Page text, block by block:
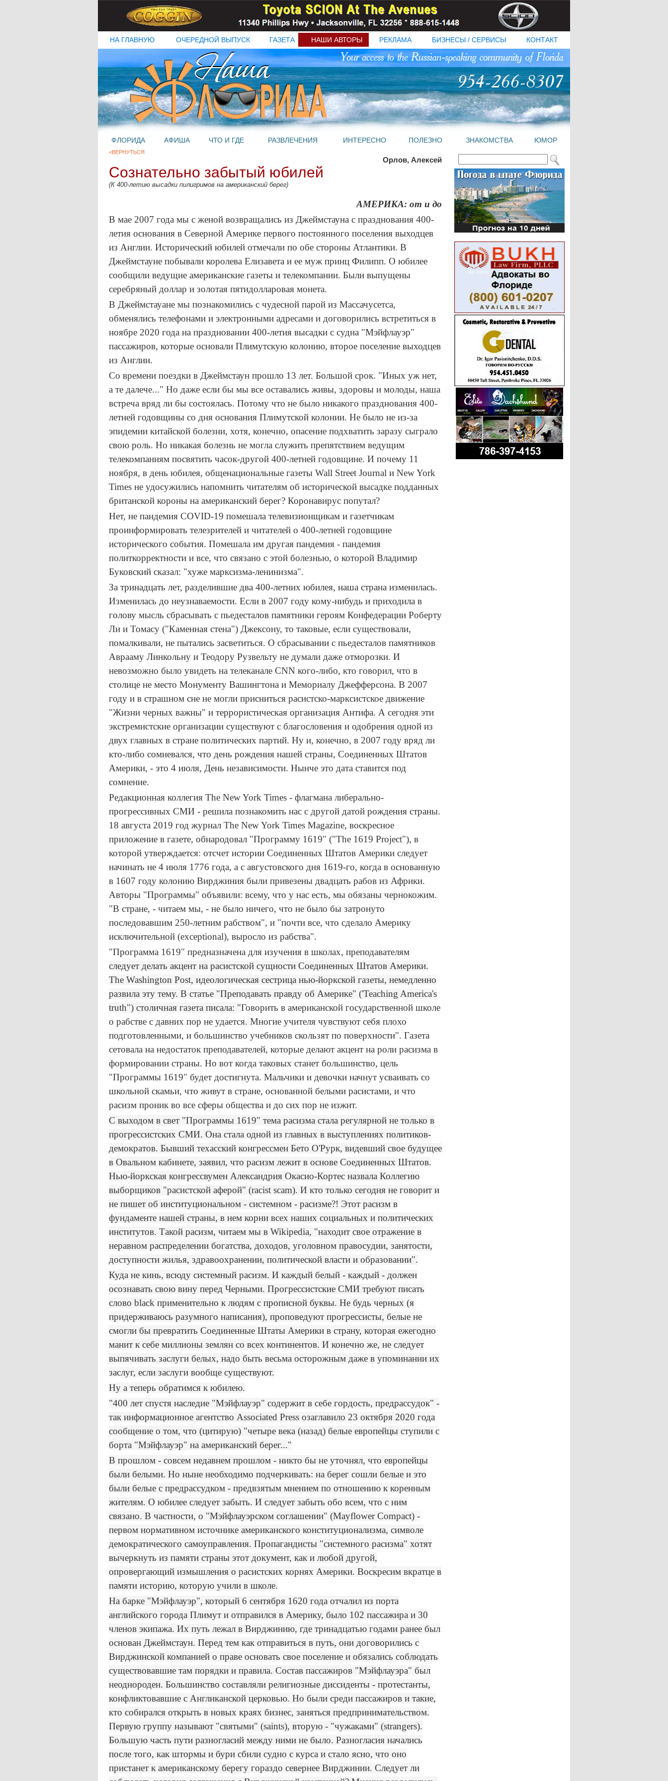
НА ГЛАВНУЮ ОЧЕРЕДНОЙ ВЫПУСК ГАЗЕТА НАШИ АВТОРЫ РЕКЛАМА БИЗНЕСЫ / СЕРВИСЫ КОНТАКТ
ФЛОРИДА АФИША ЧТО И ГДЕ РАЗВЛЕЧЕНИЯ ИНТЕРЕСНО ПОЛЕЗНО ЗНАКОМСТВА ЮМОР
<ВЕРНУТЬСЯ
Орлов, Алексей
Сознательно забытый юбилей
(К 400-летию высадки пилигримов на американский берег)
АМЕРИКА: от и до
В мае 2007 года мы с женой возвращались из Джеймстауна с празднования 400-
летия основания в Северной Америке первого постоянного поселения выходцев
из Англии. Исторический юбилей отмечали по обе стороны Атлантики. В
Джеймстауне побывали королева Елизавета и ее муж принц Филипп. О юбилее
сообщили ведущие американские газеты и телекомпании. Были выпущены
серебряный доллар и золотая пятидолларовая монета.
В Джеймстауане мы познакомились с чудесной парой из Массачусетса,
обменялись телефонами и электронными адресами и договорились встретиться в
ноябре 2020 года на праздновании 400-летия высадки с судна "Мэйфлауэр"
пассажиров, которые основали Плимутскую колонию, второе поселение выходцев
из Англии.
Со времени поездки в Джеймстаун прошло 13 лет. Большой срок. "Иных уж нет,
а те далече..." Но даже если бы мы все оставались живы, здоровы и молоды, наша
встреча вряд ли бы состоялась. Потому что не было никакого празднования 400-
летней годовщины со дня основания Плимутской колонии. Не было не из-за
эпидемии китайской болезни, хотя, конечно, опасение подхватить заразу сыграло
свою роль. Но никакая болезнь не могла служить препятствием ведущим
телекомпаниям посвятить часок-другой 400-летней годовщине. И почему 11
ноября, в день юбилея, общенациональные газеты Wall Street Journal и New York
Times не удосужились напомнить читателям об исторической высадке подданных
британской короны на американский берег? Коронавирус попутал?
Нет, не пандемия COVID-19 помешала телевизионщикам и газетчикам
проинформировать телезрителей и читателей о 400-летней годовщине
исторического события. Помешала им другая пандемия - пандемия
политкорректности и все, что связано с этой болезнью, о которой Владимир
Буковский сказал: "хуже марксизма-ленинизма".
За тринадцать лет, разделившие два 400-летних юбилея, наша страна изменилась.
Изменилась до неузнаваемости. Если в 2007 году кому-нибудь и приходила в
голову мысль сбрасывать с пьедесталов памятники героям Конфедерации Роберту
Ли и Томасу ("Каменная стена") Джексону, то таковые, если существовали,
помалкивали, не пытались засветиться. О сбрасывании с пьедесталов памятников
Аврааму Линкольну и Теодору Рузвельту не думали даже отморозки. И
невозможно было увидеть на телеканале CNN кого-либо, кто говорил, что в
столице не место Монументу Вашингтона и Мемориалу Джефферсона. В 2007
году и в страшном сне не могли присниться расистско-марксистское движение
"Жизни черных важны" и террористическая организация Антифа. А сегодня эти
экстремистские организации существуют с благословения и одобрения одной из
двух главных в стране политических партий. Ну и, конечно, в 2007 году вряд ли
кто-либо сомневался, что день рождения нашей страны, Соединенных Штатов
Америки, - это 4 июля, День независимости. Нынче это дата ставится под
сомнение.
Редакционная коллегия The New York Times - флагмана либерально-
прогрессивных СМИ - решила познакомить нас с другой датой рождения страны.
18 августа 2019 год журнал The New York Times Magazine, воскресное
приложение в газете, обнародовал "Программу 1619" ("The 1619 Project"), в
которой утверждается: отсчет истории Соединенных Штатов Америки следует
начинать не 4 июля 1776 года, а с августовского дня 1619-го, когда в основанную
в 1607 году колонию Вирджиния были привезены двадцать рабов из Африки.
Авторы "Программы" объявили: всему, что у нас есть, мы обязаны чернокожим.
"В стране, - читаем мы, - не было ничего, что не было бы затронуто
последовавшим 250-летним рабством", и "почти все, что сделало Америку
исключительной (exceptional), выросло из рабства".
"Программа 1619" предназначена для изучения в школах, преподавателям
следует делать акцент на расистской сущности Соединенных Штатов Америки.
The Washington Post, идеологическая сестрица нью-йоркской газеты, немедленно
развила эту тему. В статье "Преподавать правду об Америке" ('Teaching America's
truth") столичная газета писала: "Говорить в американской государственной школе
о рабстве с давних пор не удается. Многие учителя чувствуют себя плохо
подготовленными, и большинство учебников скользят по поверхности". Газета
сетовала на недостаток преподавателей, которые делают акцент на роли расизма в
формировании страны. Но вот когда таковых станет большинство, цель
"Программы 1619" будет достигнута. Мальчики и девочки начнут усваивать со
школьной скамьи, что живут в стране, основанной белыми расистами, и что
расизм проник во все сферы общества и до сих пор не изжит.
С выходом в свет "Программы 1619" тема расизма стала регулярной не только в
прогрессистских СМИ. Она стала одной из главных в выступлениях политиков-
демократов. Бывший техасский конгрессмен Бето О'Рурк, видевший свое будущее
в Овальном кабинете, заявил, что расизм лежит в основе Соединенных Штатов.
Нью-йоркская конгрессвумен Александрия Окасио-Кортес назвала Коллегию
выборщиков "расистской аферой" (racist scam). И кто только сегодня не говорит и
не пишет об институциональном - системном - расизме?! Этот расизм в
фундаменте нашей страны, в нем корни всех наших социальных и политических
институтов. Такой расизм, читаем мы в Wikipedia, "находит свое отражение в
неравном распределении богатства, доходов, уголовном правосудии, занятости,
доступности жилья, здравоохранении, политической власти и образовании".
Куда не кинь, всюду системный расизм. И каждый белый - каждый - должен
осознавать свою вину перед Черными. Прогрессистские СМИ требуют писать
слово black применительно к людям с прописной буквы. Не будь черных (я
придерживаюсь разумного написания), проповедуют прогрессисты, белые не
смогли бы превратить Соединенные Штаты Америки в страну, которая ежегодно
манит к себе миллионы землян со всех континентов. И конечно же, не следует
выпячивать заслуги белых, надо быть весьма осторожным даже в упоминании их
заслуг, если заслуги вообще существуют.
Ну а теперь обратимся к юбилею.
"400 лет спустя наследие "Мэйфлауэр" содержит в себе гордость, предрассудок" -
так информационное агентство Associated Press озаглавило 23 октября 2020 года
сообщение о том, что (цитирую) "четыре века (назад) белые европейцы ступили с
борта "Мэйфлауэр" на американский берег..."
В прошлом - совсем недавнем прошлом - никто бы не уточнял, что европейцы
были белыми. Но ныне необходимо подчеркивать: на берег сошли белые и это
были белые с предрассудком - предвзятым мнением по отношению к коренным
жителям. О юбилее следует забыть. И следует забыть обо всем, что с ним
связано. В частности, о "Мэйфлауэрском соглашении" (Mayflower Compact) -
первом нормативном источнике американского конституционализма, символе
демократического самоуправления. Пропагандисты "системного расизма" хотят
вычеркнуть из памяти страны этот документ, как и любой другой,
опровергающий измышления о расистских корнях Америки. Воскресим вкратце в
памяти историю, которую учили в школе.
На барке "Мэйфлауэр", который 6 сентября 1620 года отчалил из порта
английского города Плимут и отправился в Америку, было 102 пассажира и 30
членов экипажа. Их путь лежал в Вирджинию, где тринадцатью годами ранее был
основан Джеймстаун. Перед тем как отправиться в путь, они договорились с
Вирджинской компанией о праве основать свое поселение и обязались соблюдать
существовавшие там порядки и правила. Состав пассажиров "Мэйфлауэра" был
неоднороден. Большинство составляли религиозные диссиденты - протестанты,
конфликтовавшие с Англиканской церковью. Но были среди пассажиров и такие,
кто собирался открыть в новых краях бизнес, заняться предпринимательством.
Первую группу называют "святыми" (saints), вторую - "чужаками" (strangers).
Большую часть пути разногласий между ними не было. Разногласия начались
после того, как штормы и бури сбили судно с курса и стало ясно, что оно
пристанет к американскому берегу гораздо севернее Вирджинии. Следует ли